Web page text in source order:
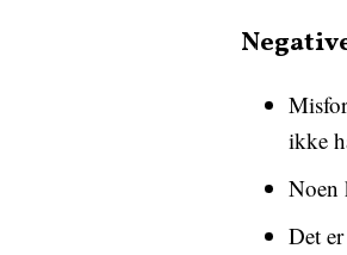
ikke
Noen
Det